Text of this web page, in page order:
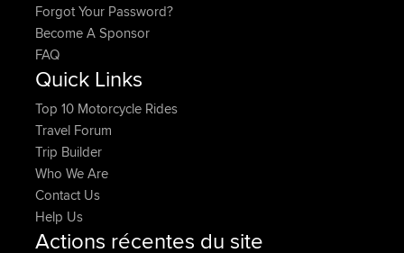
Forgot Your Password?
Become A Sponsor
FAQ
Quick Links
Top 10 Motorcycle Rides
Travel Forum
Trip Builder
Who We Are
Contact Us
Help Us
Actions récentes du site